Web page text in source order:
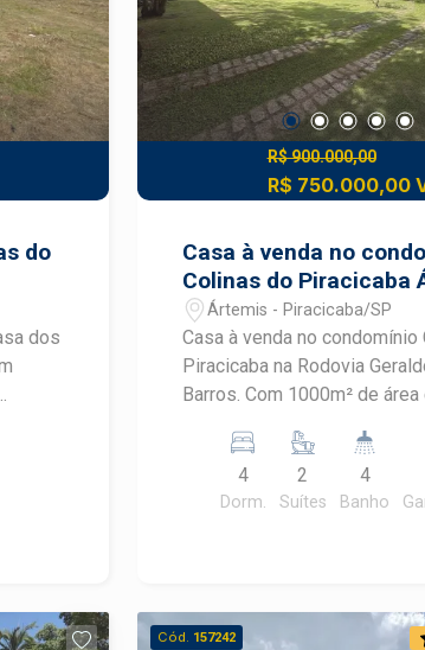
do
dos
R$ 900.000,00
R$ 750.000,00
Casa à venda no
Colinas do Piracicaba
Ártemis - Piracicaba/SP
Casa à venda no condomínio
Piracicaba na Rodovia
Barros. Com 1000m² de
pedras, sauna, Canil, Viveiro.
deck proporcionando uma
da toda área do gramado !
fazenda! Sala com lareira
4
Dorm.
2
Suítes
4
Banho
Cód. 157242